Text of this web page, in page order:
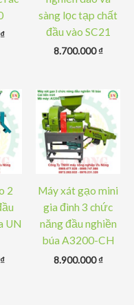
₫
sàng lọc tạp chất
đầu vào SC21
8.700.000₫
2
UN
₫
Máy xát gạo mini
gia đình 3 chức
năng đầu nghiền
búa A3200-CH
8.900.000₫